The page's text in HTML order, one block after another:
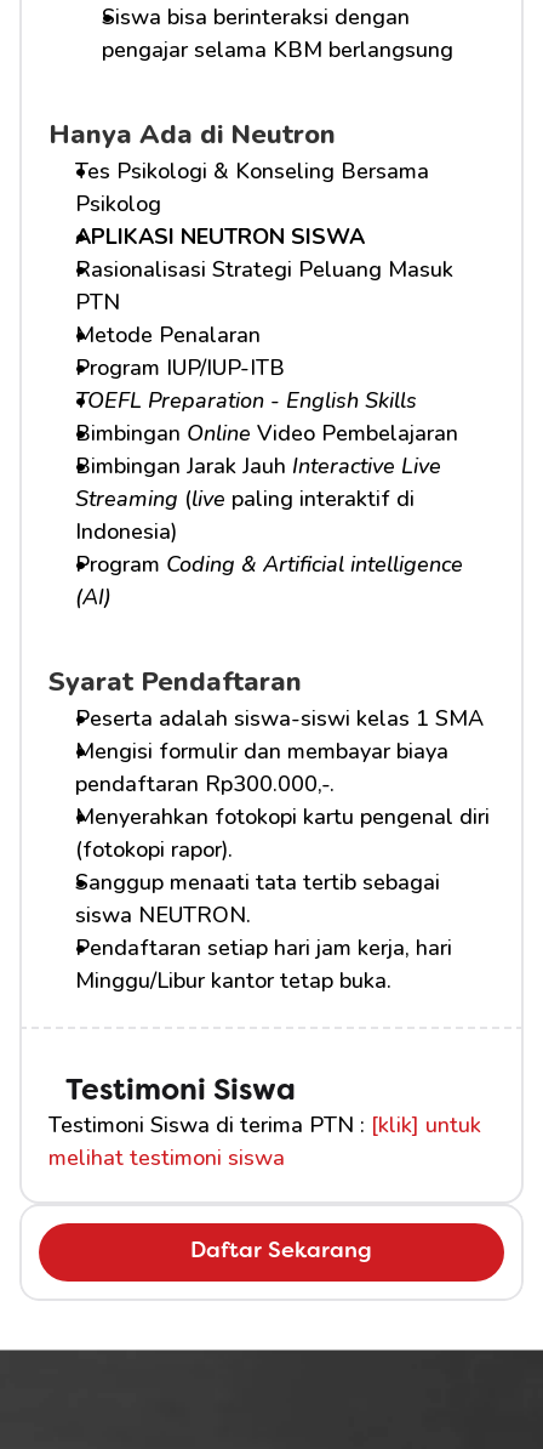
Daftar Sekarang
Siswa bisa berinteraksi dengan
pengajar selama KBM berlangsung
Hanya Ada di Neutron
Tes Psikologi & Konseling Bersama
Psikolog
APLIKASI NEUTRON SISWA
Rasionalisasi Strategi Peluang Masuk
PTN
Metode Penalaran
Program IUP/IUP-ITB
TOEFL Preparation - English Skills
Bimbingan Online Video Pembelajaran
Bimbingan Jarak Jauh Interactive Live
Streaming (live paling interaktif di
Indonesia)
Program Coding & Artificial intelligence
(AI)
Syarat Pendaftaran
Peserta adalah siswa-siswi kelas 1 SMA
Mengisi formulir dan membayar biaya
pendaftaran Rp300.000,-.
Menyerahkan fotokopi kartu pengenal diri
(fotokopi rapor).
Sanggup menaati tata tertib sebagai
siswa NEUTRON.
Pendaftaran setiap hari jam kerja, hari
Minggu/Libur kantor tetap buka.
Testimoni Siswa
Testimoni Siswa di terima PTN : [klik] untuk
melihat testimoni siswa